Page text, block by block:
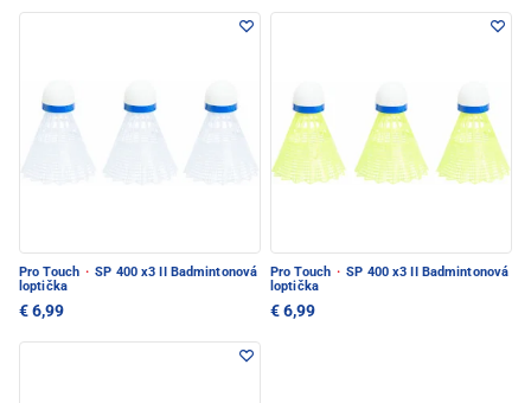
Pro Touch · SP 400 x3 II Badmintonová
loptička
€ 6,99
Pro Touch · SP 400 x3 II Badmintonová
loptička
€ 6,99